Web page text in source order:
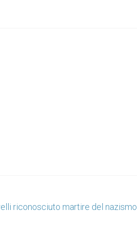
riconosciuto martire del nazismo